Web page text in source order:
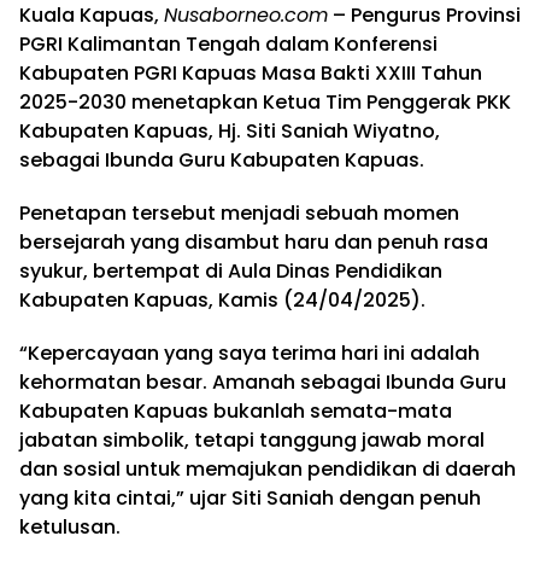
Kuala Kapuas, Nusaborneo.com – Pengurus Provinsi
PGRI Kalimantan Tengah dalam Konferensi
Kabupaten PGRI Kapuas Masa Bakti XXIII Tahun
2025-2030 menetapkan Ketua Tim Penggerak PKK
Kabupaten Kapuas, Hj. Siti Saniah Wiyatno,
sebagai Ibunda Guru Kabupaten Kapuas.
Penetapan tersebut menjadi sebuah momen
bersejarah yang disambut haru dan penuh rasa
syukur, bertempat di Aula Dinas Pendidikan
Kabupaten Kapuas, Kamis (24/04/2025).
“Kepercayaan yang saya terima hari ini adalah
kehormatan besar. Amanah sebagai Ibunda Guru
Kabupaten Kapuas bukanlah semata-mata
jabatan simbolik, tetapi tanggung jawab moral
dan sosial untuk memajukan pendidikan di daerah
yang kita cintai,” ujar Siti Saniah dengan penuh
ketulusan.